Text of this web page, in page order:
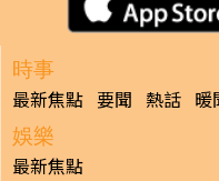
時事
最新焦點 要聞 熱話 暖
娛樂
最新焦點